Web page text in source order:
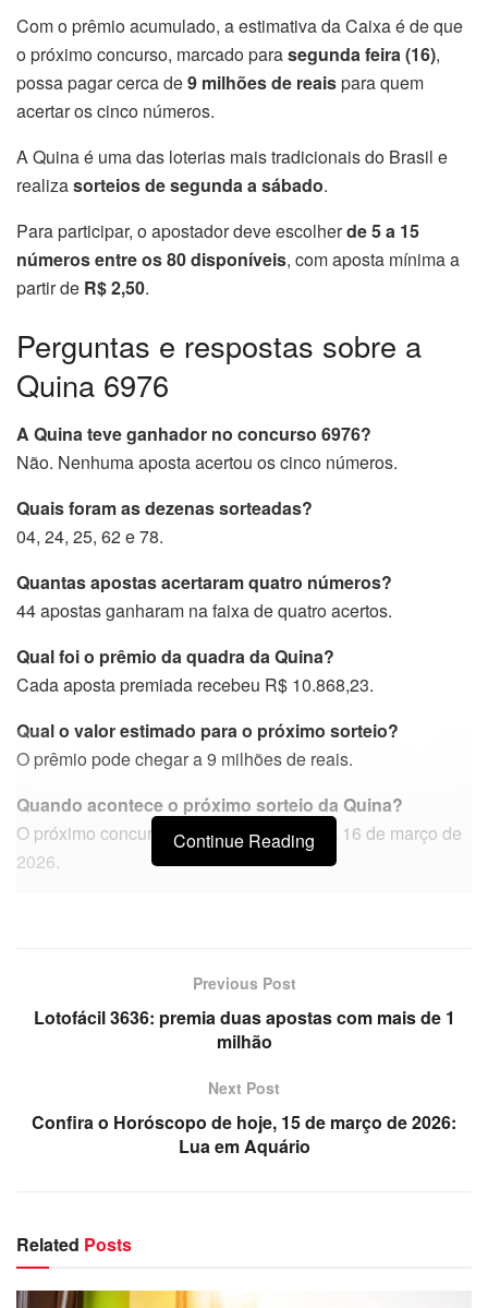
Com o prêmio acumulado, a estimativa da Caixa é de que
o próximo concurso, marcado parasegunda feira (16),
possa pagar cerca de9 milhões de reaispara quem
acertar os cinco números.
A Quina é uma das loterias mais tradicionais do Brasil e
realizasorteios de segunda a sábado.
Para participar, o apostador deve escolherde 5 a 15
números entre os 80 disponíveis, com aposta mínima a
partir de R$ 2,50.
Perguntas e respostas sobre a
Quina 6976
A Quina teve ganhador no concurso 6976?
Não. Nenhuma aposta acertou os cinco números.
Quais foram as dezenas sorteadas?
04, 24, 25, 62 e 78.
Quantas apostas acertaram quatro números?
44 apostas ganharam na faixa de quatro acertos.
Qual foi o prêmio da quadra da Quina?
Cada aposta premiada recebeu R$ 10.868,23.
Qual o valor estimado para o próximo sorteio?
O prêmio pode chegar a 9 milhões de reais.
Quando acontece o próximo sorteio da Quina?
O próximo concurso será realizado no dia 16 de março de
2026.
Continue Reading
Previous Post
Lotofácil 3636: premia duas apostas com mais de 1
milhão
Next Post
Confira o Horóscopo de hoje, 15 de março de 2026:
Lua em Aquário
Related Posts